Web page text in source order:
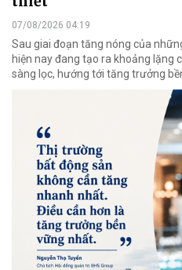
07/08/2026 04:19
Sau giai đoạn tăng nóng của
hiện nay đang tạo ra khoảng lặng
sàng lọc, hướng tới tăng trưởng